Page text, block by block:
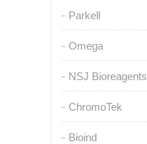
Parkell
Omega
NSJ Bioreagents
ChromoTek
Bioind